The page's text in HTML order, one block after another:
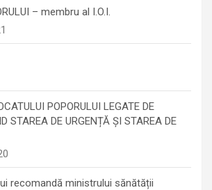
– membru al I.O.I.
POPORULUI LEGATE DE
STAREA DE URGENȚĂ ȘI STAREA DE
recomandă ministrului sănătății